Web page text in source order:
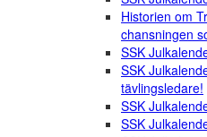
Historien om
chansningen
SSK
SSK
tävlingsledare!
SSK
SSK